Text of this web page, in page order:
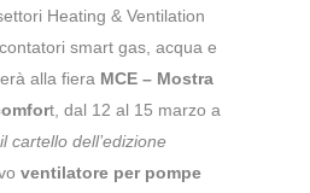
Heating & Ventilation
smart gas, acqua e
alla fiera MCE – Mostra
t, dal 12 al 15 marzo a
cartello dell’edizione
ventilatore per pompe